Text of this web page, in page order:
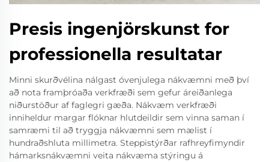
Presis ingenjörskunst for
professionella resultatar
Minni skurðvélina nálgast óvenjulega nákvæmni með því
að nota framþróaða verkfræði sem gefur áreiðanlega
niðurstöður af faglegri gæða. Nákvæm verkfræði
inniheldur margar flóknar hlutdeildir sem vinna saman í
samræmi til að tryggja nákvæmni sem mælist í
hundraðshluta millimetra. Steppistýrðar rafhreyfimyndir
hámarksnákvæmni veita nákvæma stýringu á